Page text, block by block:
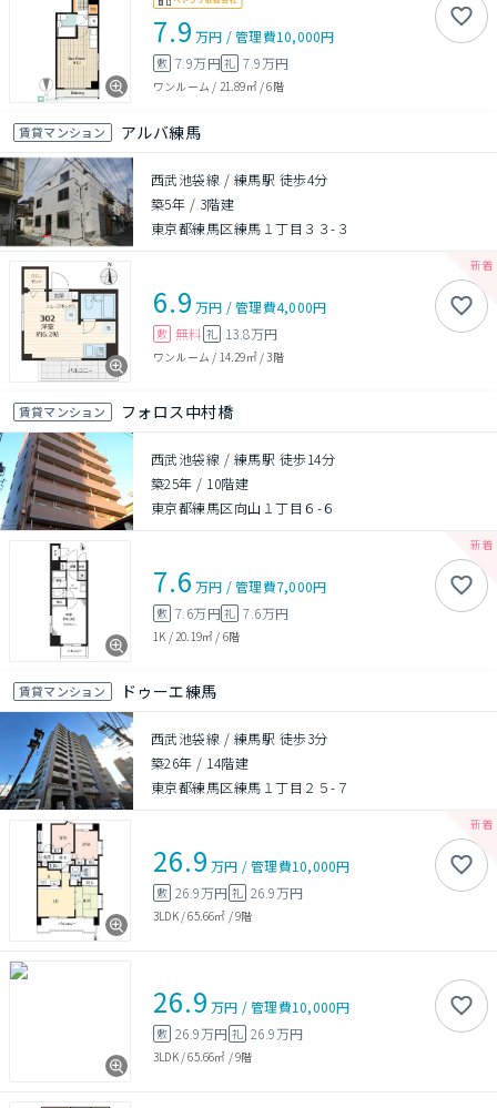
7.9 万円 /管理費10,000円
敷 7.9万円礼 7.9万円
ワンルーム / 21.89㎡/6階
賃貸マンション アルバ練馬
西武池袋線 / 練馬駅 徒歩4分
築5年 / 3階建
東京都練馬区練馬１丁目３３-３
6.9 万円 /管理費4,000円
敷 無料 礼 13.8万円
ワンルーム / 14.29㎡/3階
賃貸マンション フォロス中村橋
西武池袋線 / 練馬駅 徒歩14分
築25年 / 10階建
東京都練馬区向山１丁目６-６
7.6 万円 /管理費7,000円
敷 7.6万円礼 7.6万円
1K / 20.19㎡ / 6階
賃貸マンション ドゥーエ練馬
西武池袋線 / 練馬駅 徒歩3分
築26年 / 14階建
東京都練馬区練馬１丁目２５-７
26.9 万円 /管理費10,000円
敷 26.9万円 礼 26.9万円
3LDK/65.66㎡ /9階
26.9 万円 /管理費10,000円
敷 26.9万円 礼 26.9万円
3LDK/65.66㎡ /9階